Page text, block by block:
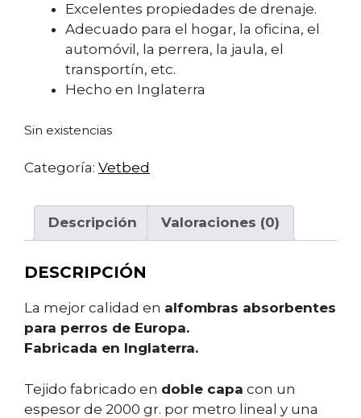
Excelentes propiedades de drenaje.
Adecuado para el hogar, la oficina, el
automóvil, la perrera, la jaula, el
transportín, etc.
Hecho en Inglaterra
Sin existencias
Categoría: Vetbed
Descripción Valoraciones (0)
DESCRIPCIÓN
La mejor calidad en alfombras absorbentes
para perros de Europa.
Fabricada en Inglaterra.
Tejido fabricado en doble capa con un
espesor de 2000 gr. por metro lineal y una